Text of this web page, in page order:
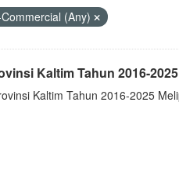
(Any)
Kaltim Tahun 2016-2025
Kaltim Tahun 2016-2025